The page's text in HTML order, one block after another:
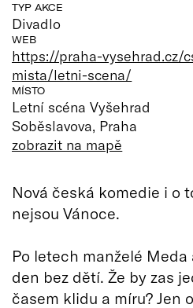
TYP AKCE
Divadlo
WEB
https://praha-vysehrad.cz/
mista/letni-scena/
MÍSTO
Letní scéna Vyšehrad
Soběslavova, Praha
zobrazit na mapě
Nová česká komedie i o
nejsou Vánoce.
Po letech manželé
den bez dětí. Že by zas
časem klidu a míru? Jen